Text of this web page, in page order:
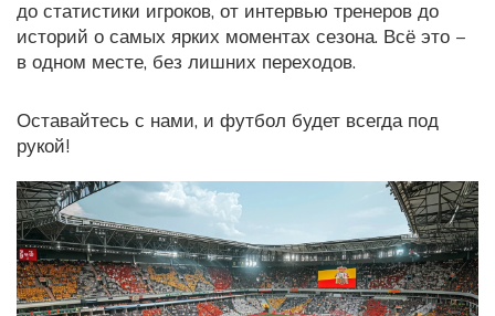
до статистики игроков, от интервью тренеров до
историй о самых ярких моментах сезона. Всё это –
в одном месте, без лишних переходов.
Оставайтесь с нами, и футбол будет всегда под
рукой!